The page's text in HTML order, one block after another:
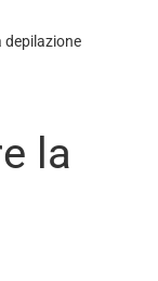
depilazione
la